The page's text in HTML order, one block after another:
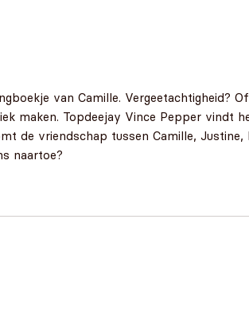
van Camille. Vergeetachtigheid?
maken. Topdeejay Vince Pepper vindt
de vriendschap tussen Camille, Justine,
naartoe?